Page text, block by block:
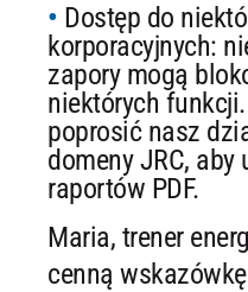
Dostęp do
korporacyjnych:
zapory mogą
niektórych
poprosić nasz
domeny JRC,
raportów PDF.
Maria, trener
cenną